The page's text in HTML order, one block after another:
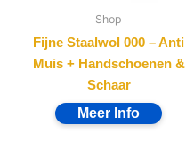
Shop
Fijne Staalwol 000 – Anti
Muis + Handschoenen &
Schaar